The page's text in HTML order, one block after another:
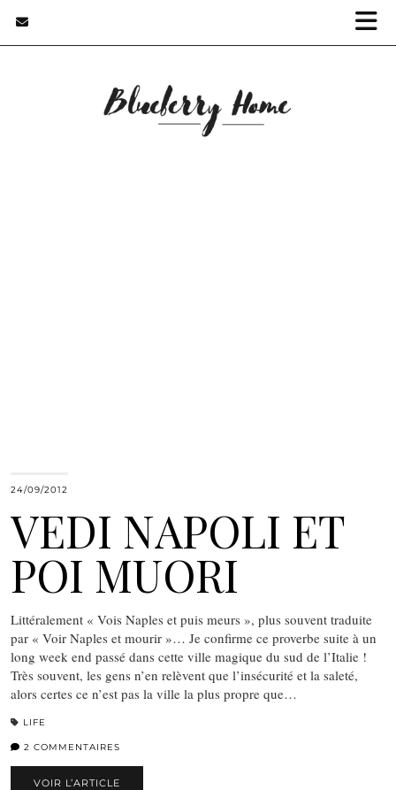
24/09/2012
VEDI NAPOLI ET
POI MUORI
Littéralement « Vois Naples et puis meurs », plus souvent traduite
par « Voir Naples et mourir »… Je confirme ce proverbe suite à un
long week end passé dans cette ville magique du sud de l’Italie !
Très souvent, les gens n’en relèvent que l’insécurité et la saleté,
alors certes ce n’est pas la ville la plus propre que…
LIFE
2 COMMENTAIRES
VOIR L’ARTICLE